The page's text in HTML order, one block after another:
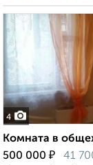
4
Комната в
500 000 ₽ 41